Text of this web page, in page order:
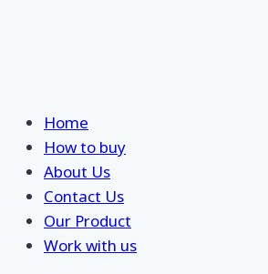
Home
How to buy
About Us
Contact Us
Our Product
Work with us